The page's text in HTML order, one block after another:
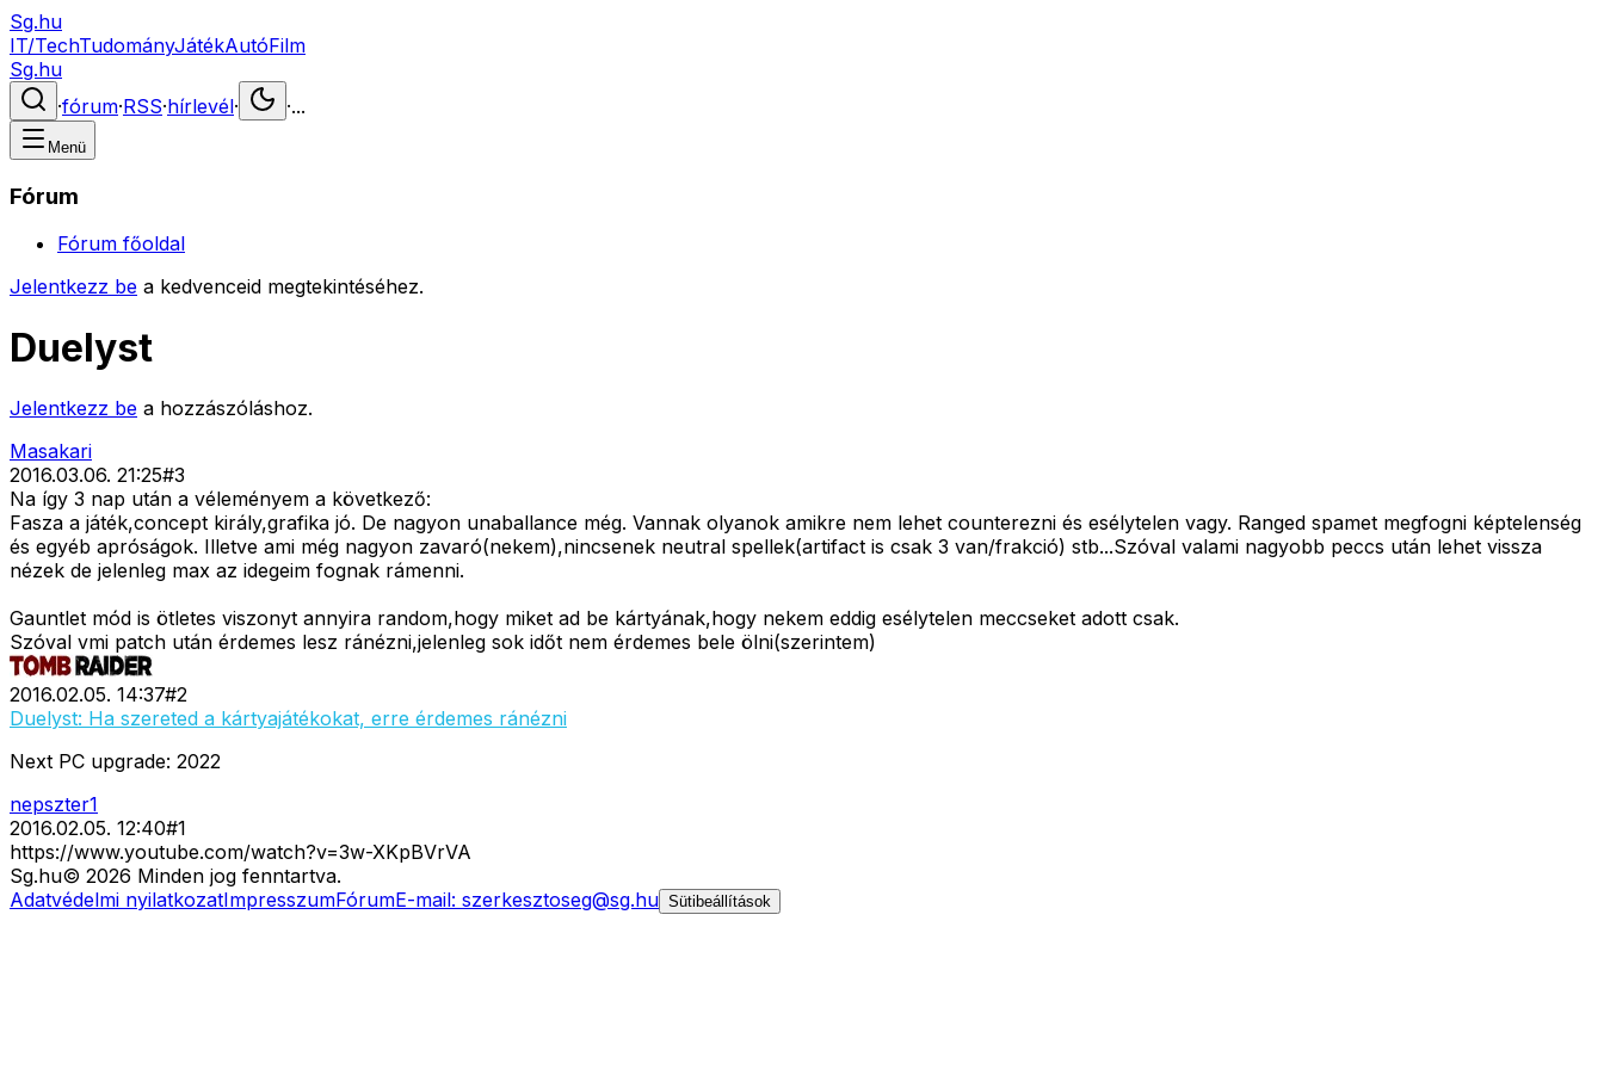
Sg.hu
IT/TechTudományJátékAutóFilm
Sg.hu
·fórum·RSS·hírlevél· ·...
Menü
Fórum
Fórum főoldal
Jelentkezz be a kedvenceid megtekintéséhez.
Duelyst
Jelentkezz be a hozzászóláshoz.
Masakari
2016.03.06. 21:25#3
Na így 3 nap után a véleményem a következő:
Fasza a játék,concept király,grafika jó. De nagyon unaballance még. Vannak olyanok amikre nem lehet counterezni és esélytelen vagy. Ranged spamet megfogni képtelenség
és egyéb apróságok. Illetve ami még nagyon zavaró(nekem),nincsenek neutral spellek(artifact is csak 3 van/frakció) stb...Szóval valami nagyobb peccs után lehet vissza
nézek de jelenleg max az idegeim fognak rámenni.
Gauntlet mód is ötletes viszonyt annyira random,hogy miket ad be kártyának,hogy nekem eddig esélytelen meccseket adott csak.
Szóval vmi patch után érdemes lesz ránézni,jelenleg sok időt nem érdemes bele ölni(szerintem)
2016.02.05. 14:37#2
Duelyst: Ha szereted a kártyajátékokat, erre érdemes ránézni
Next PC upgrade: 2022
nepszter1
2016.02.05. 12:40#1
https://www.youtube.com/watch?v=3w-XKpBVrVA
Sg.hu© 2026 Minden jog fenntartva.
Adatvédelmi nyilatkozatImpresszumFórumE-mail: szerkesztoseg@sg.hu Sütibeállítások